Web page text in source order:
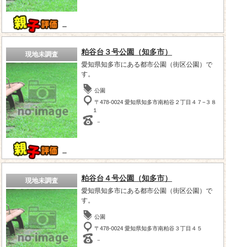
－
現地未調査
－
粕谷台３号公園（知多市）
愛知県知多市にある都市公園（街区公園）で
す。
公園
〒478-0024 愛知県知多市南粕谷２丁目４７−３８
１
－
現地未調査 粕谷台４号公園（知多市）
愛知県知多市にある都市公園（街区公園）で
す。
公園
〒478-0024 愛知県知多市南粕谷３丁目４５
－